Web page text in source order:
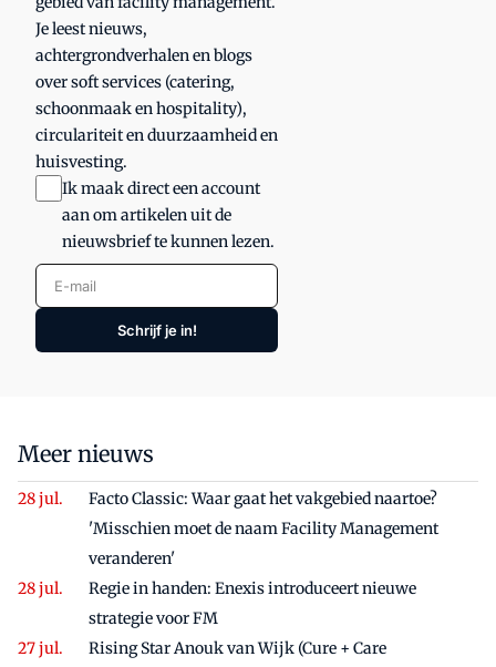
Je leest nieuws,
achtergrondverhalen en blogs
over soft services (catering,
schoonmaak en hospitality),
circulariteit en duurzaamheid en
huisvesting.
Ik maak direct een account
aan om artikelen uit de
nieuwsbrief te kunnen lezen.
E-mail
Schrijf je in!
Meer nieuws
Facto Classic: Waar gaat het vakgebied naartoe?
'Misschien moet de naam Facility Management
veranderen'
Regie in handen: Enexis introduceert nieuwe
strategie voor FM
Rising Star Anouk van Wijk (Cure + Care